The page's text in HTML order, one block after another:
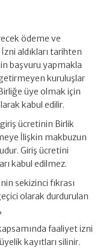
ödeme ve
aldıkları tarihten
başvuru yapmakla
kuruluşlar
üye olmak için
kabul edilir.
ücretinin Birlik
İlişkin makbuzun
Giriş ücretini
kabul edilmez.
sekizinci fıkrası
olarak durdurulan
faaliyet izni
kayıtları silinir.